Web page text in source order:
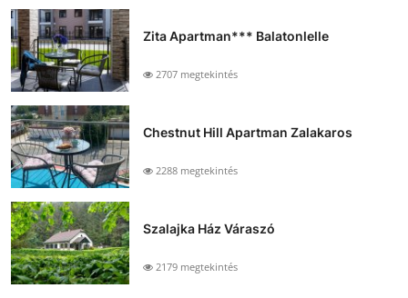
Zita Apartman*** Balatonlelle
2707 megtekintés
Chestnut Hill Apartman Zalakaros
2288 megtekintés
Szalajka Ház Váraszó
2179 megtekintés